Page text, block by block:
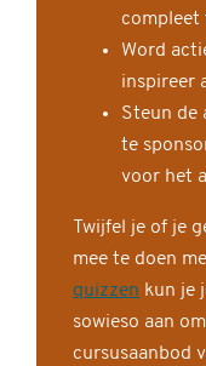
compleet
Word
inspireer
Steun de
te
voor het
Twijfel je of je
mee te doen
quizzen kun je
sowieso aan
cursusaanbod